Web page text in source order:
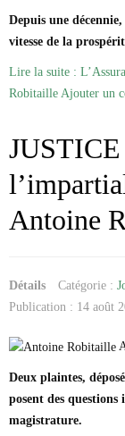
Depuis une
vitesse de la
Lire la suite :
Robitaille Ajouter un
Antoine
Détails Catégorie :
Publication : 14 août
Deux plaintes,
posent des
magistrature.